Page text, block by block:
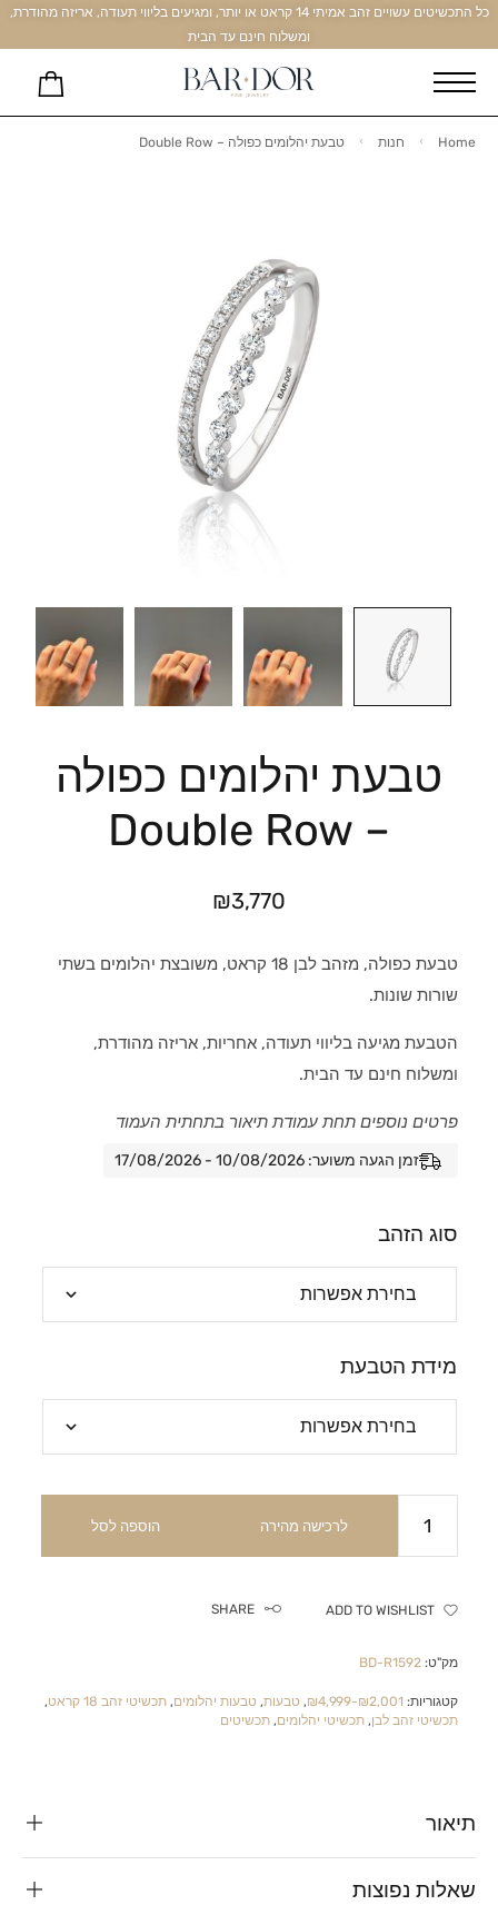
כל התכשיטים עשויים זהב אמיתי 14 קראט או יותר, ומגיעים בליווי תעודה, אריזה מהודרת,
ומשלוח חינם עד הבית
Home חנות טבעת יהלומים כפולה – Double Row
טבעת יהלומים כפולה
– Double Row
₪3,770
טבעת כפולה, מזהב לבן 18 קראט, משובצת יהלומים בשתי
שורות שונות.
הטבעת מגיעה בליווי תעודה, אחריות, אריזה מהודרת,
ומשלוח חינם עד הבית.
פרטים נוספים תחת עמודת תיאור בתחתית העמוד
זמן הגעה משוער: 10/08/2026 - 17/08/2026
סוג הזהב
מידת הטבעת
לרכישה מהירה הוספה לסל
ADD TO WISHLIST
SHARE
מק"ט:BD-R1592
קטגוריות: ₪2,001-₪4,999
, טבעות, טבעות יהלומים,תכשיטי זהב 18 קראט
,
תכשיטי זהב לבן,תכשיטי יהלומים,תכשיטים
תיאור
שאלות נפוצות